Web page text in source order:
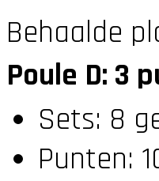
Behaalde
Poule D: 3
Sets: 8
Punten: